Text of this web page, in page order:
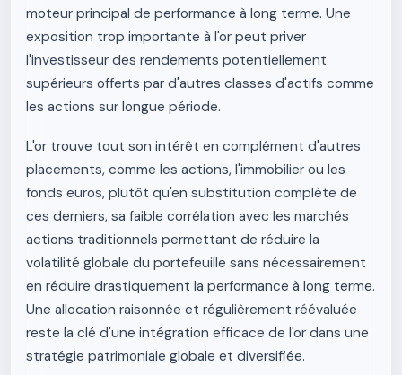
moteur principal de performance à long terme. Une
exposition trop importante à l'or peut priver
l'investisseur des rendements potentiellement
supérieurs offerts par d'autres classes d'actifs comme
les actions sur longue période.
L'or trouve tout son intérêt en complément d'autres
placements, comme les actions, l'immobilier ou les
fonds euros, plutôt qu'en substitution complète de
ces derniers, sa faible corrélation avec les marchés
actions traditionnels permettant de réduire la
volatilité globale du portefeuille sans nécessairement
en réduire drastiquement la performance à long terme.
Une allocation raisonnée et régulièrement réévaluée
reste la clé d'une intégration efficace de l'or dans une
stratégie patrimoniale globale et diversifiée.